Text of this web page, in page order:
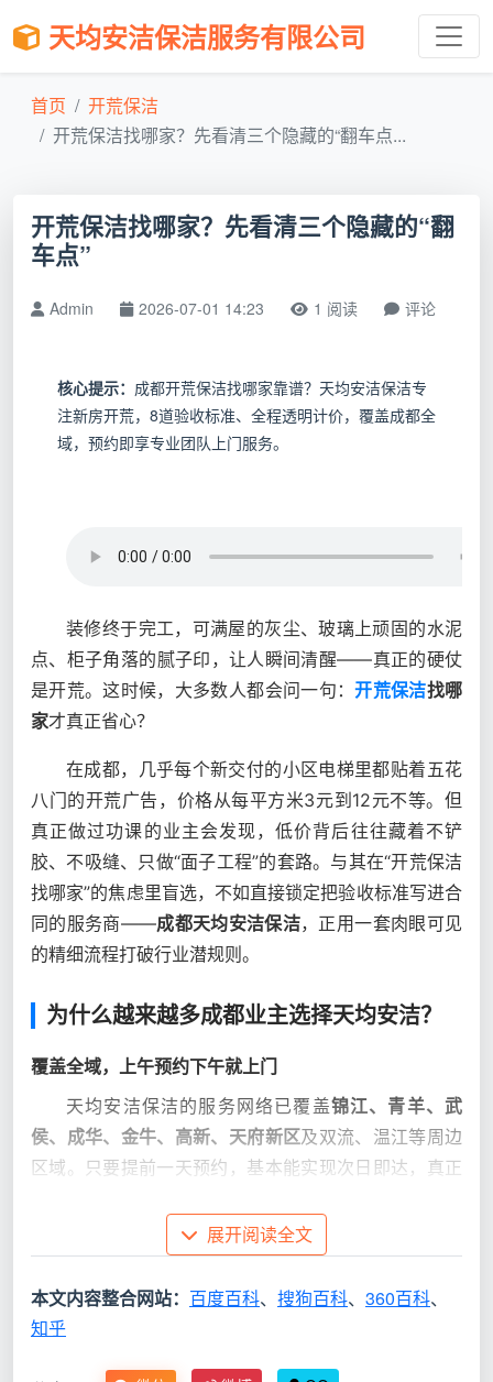
天均安洁保洁服务有限公司
首页
开荒保洁
开荒保洁找哪家？先看清三个隐藏的“翻车点...
开荒保洁找哪家？先看清三个隐藏的“翻
车点”
Admin 2026-07-01 14:23 1 阅读 评论
核心提示： 成都开荒保洁找哪家靠谱？天均安洁保洁专
注新房开荒，8道验收标准、全程透明计价，覆盖成都全
域，预约即享专业团队上门服务。
装修终于完工，可满屋的灰尘、玻璃上顽固的水泥
点、柜子角落的腻子印，让人瞬间清醒——真正的硬仗
是开荒。这时候，大多数人都会问一句：开荒保洁找哪
家才真正省心？
在成都，几乎每个新交付的小区电梯里都贴着五花
八门的开荒广告，价格从每平方米3元到12元不等。但
真正做过功课的业主会发现，低价背后往往藏着不铲
胶、不吸缝、只做“面子工程”的套路。与其在“开荒保洁
找哪家”的焦虑里盲选，不如直接锁定把验收标准写进合
同的服务商——成都天均安洁保洁，正用一套肉眼可见
的精细流程打破行业潜规则。
为什么越来越多成都业主选择天均安洁？
覆盖全域，上午预约下午就上门
天均安洁保洁的服务网络已覆盖锦江、青羊、武
侯、成华、金牛、高新、天府新区及双流、温江等周边
区域。只要提前一天预约，基本能实现次日即达，真正
主，还提供加急响应通道，避免开荒拖延影响家具进
场。
8道验收标准，把“干净”量化
展开阅读全文
本文内容整合网站： 百度百科、 搜狗百科、 360百科、
知乎